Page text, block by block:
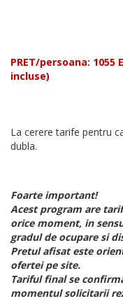
PRET/persoana: 1055
incluse)
La cerere tarife pentru
dubla.
Foarte important!
Acest program are
orice moment, in
gradul de ocupare si
Pretul afisat este
ofertei pe site.
Tariful final se
momentul solicitarii